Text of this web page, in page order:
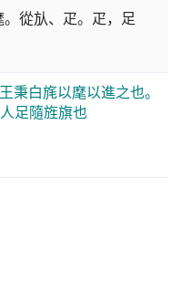
從㫃、疋。疋，足
秉白旄以麾以進之也。
足隨旌旗也